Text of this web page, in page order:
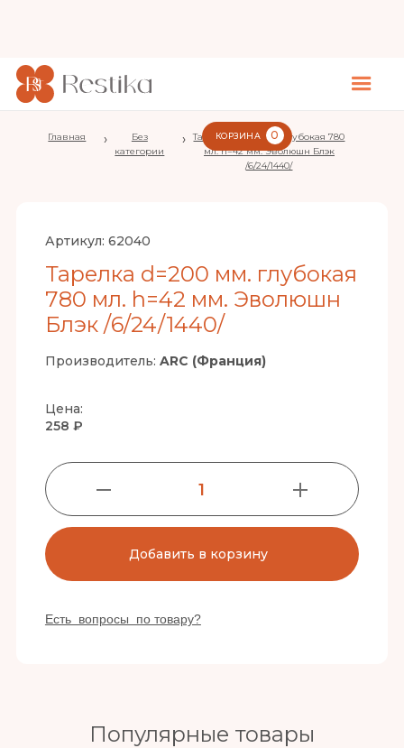
КОРЗИНА 0
Главная ›
Без
категории
›
Тарелка d=200 мм. глубокая 780
мл. h=42 мм. Эволюшн Блэк
/6/24/1440/
Артикул: 62040
Тарелка d=200 мм. глубокая
780 мл. h=42 мм. Эволюшн
Блэк /6/24/1440/
Производитель: ARC (Франция)
Цена:
258 ₽
1
Добавить в корзину
Есть вопросы по товару?
Популярные товары